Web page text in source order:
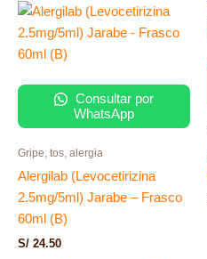
Consultar por
WhatsApp
Gripe, tos, alergia
Alergilab (Levocetirizina
2.5mg/5ml) Jarabe – Frasco
60ml (B)
S/ 24.50